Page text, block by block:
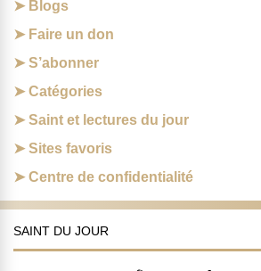
Blogs
Faire un don
S’abonner
Catégories
Saint et lectures du jour
Sites favoris
Centre de confidentialité
SAINT DU JOUR